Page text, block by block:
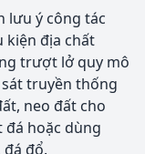
lưu ý công tác
kiện địa chất
trượt lở quy mô
truyền thống
neo đất cho
đá hoặc dùng
đổ.